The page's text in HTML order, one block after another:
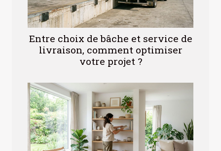
Entre choix de bâche et service de
livraison, comment optimiser
votre projet ?